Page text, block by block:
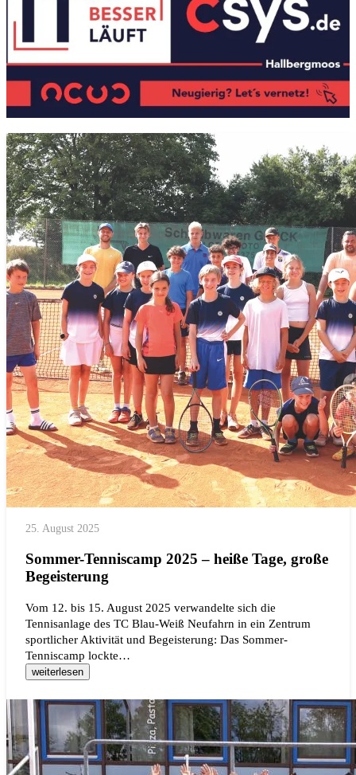
25. August 2025
Sommer-Tenniscamp 2025 – heiße Tage, große
Begeisterung
Vom 12. bis 15. August 2025 verwandelte sich die
Tennisanlage des TC Blau-Weiß Neufahrn in ein Zentrum
sportlicher Aktivität und Begeisterung: Das Sommer-
Tenniscamp lockte…
weiterlesen